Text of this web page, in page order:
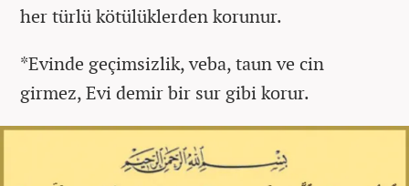
her türlü kötülüklerden korunur.
*Evinde geçimsizlik, veba, taun ve cin
girmez, Evi demir bir sur gibi korur.